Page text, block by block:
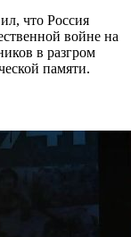
что Россия
войне на
в разгром
памяти.